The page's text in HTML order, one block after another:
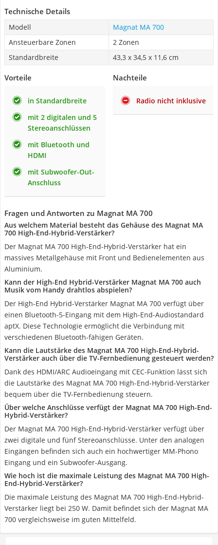
Technische Details
Modell
Magnat MA 700
Ansteuerbare Zonen
2 Zonen
Standardbreite
43,3 x 34,5 x 11,6 cm
Vorteile
in Standardbreite
mit 2 digitalen und 5
Stereoanschlüssen
mit Bluetooth und
HDMI
mit Subwoofer-Out-
Anschluss
Nachteile
Radio nicht inklusive
Fragen und Antworten zu Magnat MA 700
Aus welchem Material besteht das Gehäuse des Magnat MA
700 High-End-Hybrid-Verstärker?
Der Magnat MA 700 High-End-Hybrid-Verstärker hat ein
massives Metallgehäuse mit Front und Bedienelementen aus
Aluminium.
Kann der High-End Hybrid-Verstärker Magnat MA 700 auch
Musik vom Handy drahtlos abspielen?
Der High-End Hybrid-Verstärker Magnat MA 700 verfügt über
einen Bluetooth-5-Eingang mit dem High-End-Audiostandard
aptX. Diese Technologie ermöglicht die Verbindung mit
verschiedenen Bluetooth-fähigen Geräten.
Kann die Lautstärke des Magnat MA 700 High-End-Hybrid-
Verstärker auch über die TV-Fernbedienung gesteuert werden?
Dank des HDMI/ARC Audioeingang mit CEC-Funktion lässt sich
die Lautstärke des Magnat MA 700 High-End-Hybrid-Verstärker
bequem über die TV-Fernbedienung steuern.
Über welche Anschlüsse verfügt der Magnat MA 700 High-End-
Hybrid-Verstärker?
Der Magnat MA 700 High-End-Hybrid-Verstärker verfügt über
zwei digitale und fünf Stereoanschlüsse. Unter den analogen
Eingängen befinden sich auch ein hochwertiger MM-Phono
Eingang und ein Subwoofer-Ausgang.
Wie hoch ist die maximale Leistung des Magnat MA 700 High-
End-Hybrid-Verstärker?
Die maximale Leistung des Magnat MA 700 High-End-Hybrid-
Verstärker liegt bei 250 W. Damit befindet sich der Magnat MA
700 vergleichsweise im guten Mittelfeld.